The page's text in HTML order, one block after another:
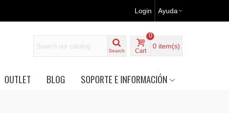
Login Ayuda
Search Cart
0
0 item(s)
OUTLET BLOG SOPORTE E INFORMACIÓN